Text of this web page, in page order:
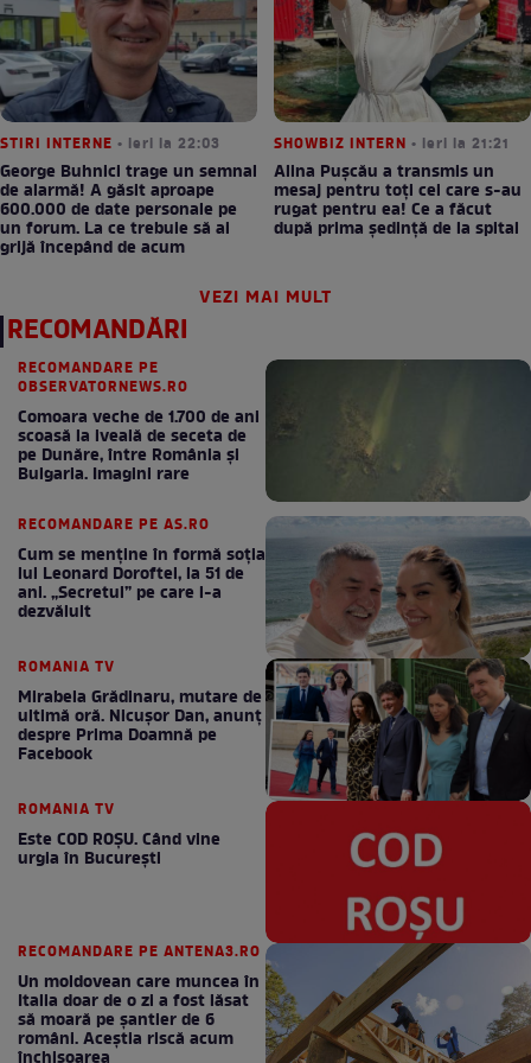
STIRI INTERNE • ieri la 22:03
George Buhnici trage un semnal
de alarmă! A găsit aproape
600.000 de date personale pe
un forum. La ce trebuie să ai
grijă începând de acum
SHOWBIZ INTERN • ieri la 21:21
Alina Pușcău a transmis un
mesaj pentru toți cei care s-au
rugat pentru ea! Ce a făcut
după prima ședință de la spital
VEZI MAI MULT
RECOMANDĂRI
RECOMANDARE PE
OBSERVATORNEWS.RO
Comoara veche de 1.700 de ani
scoasă la iveală de seceta de
pe Dunăre, între România şi
Bulgaria. Imagini rare
RECOMANDARE PE AS.RO
Cum se menţine în formă soţia
lui Leonard Doroftei, la 51 de
ani. „Secretul” pe care l-a
dezvăluit
ROMANIA TV
Mirabela Grădinaru, mutare de
ultimă oră. Nicuşor Dan, anunţ
despre Prima Doamnă pe
Facebook
ROMANIA TV
Este COD ROŞU. Când vine
urgia în Bucureşti
RECOMANDARE PE ANTENA3.RO
Un moldovean care muncea în
Italia doar de o zi a fost lăsat
să moară pe şantier de 6
români. Aceștia riscă acum